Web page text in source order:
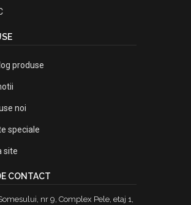
produse
noi
speciale
site
CONTACT
nr 9, Complex Pele, etaj 1,